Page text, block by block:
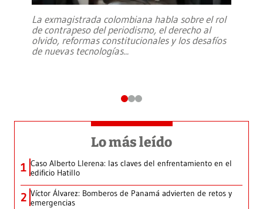
La exmagistrada colombiana habla sobre el rol
de contrapeso del periodismo, el derecho al
olvido, reformas constitucionales y los desafíos
de nuevas tecnologías...
Lo más leído
1 Caso Alberto Llerena: las claves del enfrentamiento en el
edificio Hatillo
2 Víctor Álvarez: Bomberos de Panamá advierten de retos y
emergencias